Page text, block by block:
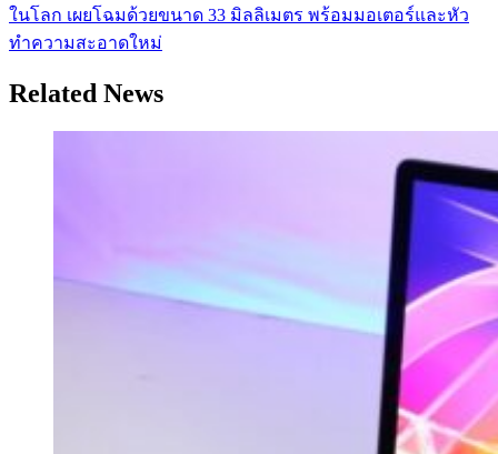
ในโลก เผยโฉมด้วยขนาด 33 มิลลิเมตร พร้อมมอเตอร์และหัว
ทำความสะอาดใหม่
Related News